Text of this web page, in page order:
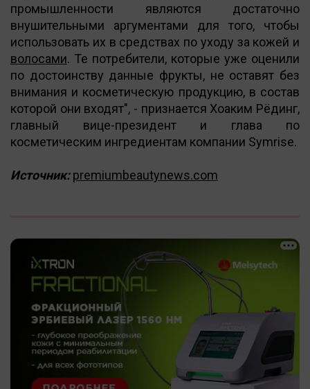
промышленности являются достаточно
внушительными аргументами для того, чтобы
использовать их в средствах по уходу за кожей и
волосами. Те потребители, которые уже оценили
по достоинству данные фрукты, не оставят без
внимания и косметическую продукцию, в состав
которой они входят", - признается Хоаким Рёдинг,
главный вице-президент и глава по
косметическим ингредиентам компании Symrise.
Источник: premiumbeautynews.com